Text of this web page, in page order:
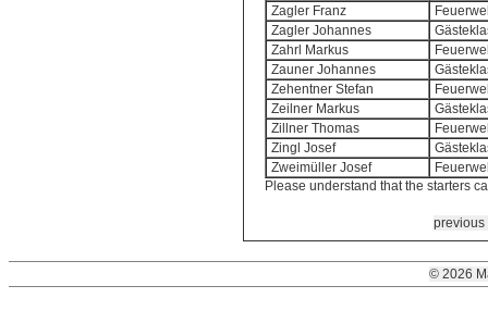
Zagler Franz
Zagler Johannes
Zahrl Markus
Zauner Johannes
Zehentner Stefan
Zeilner Markus
Zillner Thomas
Zingl Josef
Zweimüller Josef
Please understand that the starters
previous
© 2026